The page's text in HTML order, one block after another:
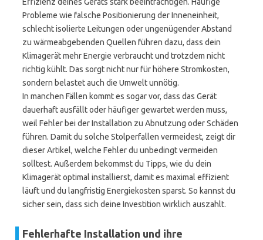
Probleme wie falsche Positionierung der Inneneinheit,
schlecht isolierte Leitungen oder ungenügender Abstand
zu wärmeabgebenden Quellen führen dazu, dass dein
Klimagerät mehr Energie verbraucht und trotzdem nicht
richtig kühlt. Das sorgt nicht nur für höhere Stromkosten,
sondern belastet auch die Umwelt unnötig.
In manchen Fällen kommt es sogar vor, dass das Gerät
dauerhaft ausfällt oder häufiger gewartet werden muss,
weil Fehler bei der Installation zu Abnutzung oder Schäden
führen. Damit du solche Stolperfallen vermeidest, zeigt dir
dieser Artikel, welche Fehler du unbedingt vermeiden
solltest. Außerdem bekommst du Tipps, wie du dein
Klimagerät optimal installierst, damit es maximal effizient
läuft und du langfristig Energiekosten sparst. So kannst du
sicher sein, dass sich deine Investition wirklich auszahlt.
Fehlerhafte Installation und ihre